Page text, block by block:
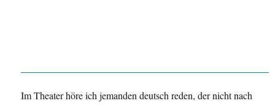
Im Theater höre ich jemanden deutsch reden, der nicht nach